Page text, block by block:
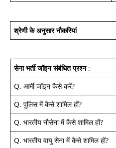
श्रेणी के अनुसार नौकरियां
सेना भर्ती जॉइन संबंधित प्रश्न:-
Q. आर्मी जॉइन कैसे करें?
Q. पुलिस में कैसे शामिल हों?
Q. भारतीय नौसेना में कैसे शामिल हों?
Q. भारतीय वायु सेना में कैसे शामिल हों?